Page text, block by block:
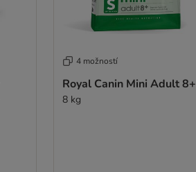
4 možností
Royal Canin Mini Adult 8+
8 kg